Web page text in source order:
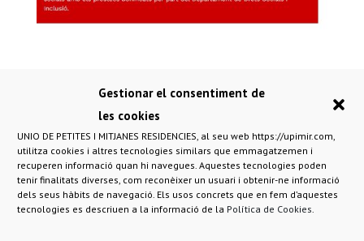
Gestionar el consentiment de
les cookies
UNIO DE PETITES I MITJANES RESIDENCIES, al seu web https://upimir.com,
utilitza cookies i altres tecnologies similars que emmagatzemen i
recuperen informació quan hi navegues. Aquestes tecnologies poden
tenir finalitats diverses, com reconèixer un usuari i obtenir-ne informació
dels seus hàbits de navegació. Els usos concrets que en fem d’aquestes
tecnologies es descriuen a la informació de la Política de Cookies.
UNIÓ DE PETITES I
MITJANES RESIDÈNCIES I